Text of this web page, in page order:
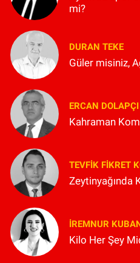
mi?
DURAN TEKE
Güler misiniz,
ERCAN DOLAPÇI
Kahraman
TEVFIK FIKRET
Zeytinyağında
İREMNUR
Kilo Her Şey